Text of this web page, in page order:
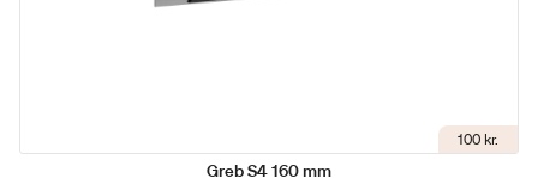
100 kr.
Greb S4 160 mm